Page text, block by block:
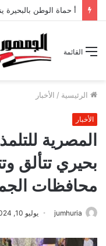
القائمة
الرئيسية / الأخبار
الأخبار
المصرية
بحيري تتألق
محافظات
jumhuria يوليو 10, 2024